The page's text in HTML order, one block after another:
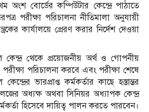
অংশ বোর্ডের কম্পিউটার কেন্দ্রে পাঠাতে
পরীক্ষা পরিচালনা নীতিমালা অনুযায়ী
কার্যালয়ে প্রেরণ করার নির্দেশ দেওয়া
কেন্দ্র থেকে প্রয়োজনীয় অর্থ ও গোপনীয়
পরিচালনা করবে এবং পরীক্ষা শেষে
ভারপ্রাপ্ত কর্মকর্তার কাছে হস্তান্তর
অধ্যক্ষ অথবা সিনিয়র অধ্যাপক কেন্দ্র
হিসেবে দায়িত্ব পালন করতে পারবেন।